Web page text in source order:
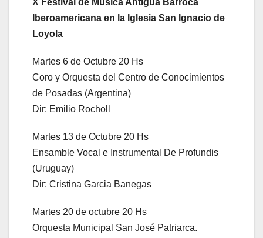
X Festival de Música Antigua Barroca
Iberoamericana en la Iglesia San Ignacio de
Loyola
Martes 6 de Octubre 20 Hs
Coro y Orquesta del Centro de Conocimientos
de Posadas (Argentina)
Dir: Emilio Rocholl
Martes 13 de Octubre 20 Hs
Ensamble Vocal e Instrumental De Profundis
(Uruguay)
Dir: Cristina Garcia Banegas
Martes 20 de octubre 20 Hs
Orquesta Municipal San José Patriarca.